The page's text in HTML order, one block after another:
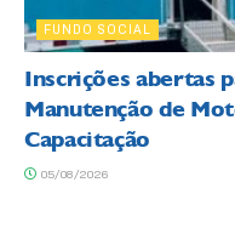
FUNDO SOCIAL
Inscrições abertas
Manutenção de
Capacitação
05/08/2026